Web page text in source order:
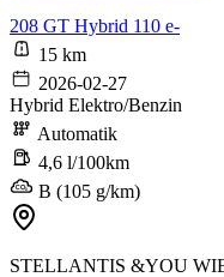
208 GT Hybrid 110 e-
15 km
2026-02-27
Hybrid Elektro/Benzin
Automatik
4,6 l/100km
B (105 g/km)
STELLANTIS &YOU